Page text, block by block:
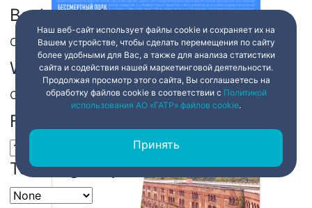
Background
Color Transparency
Window
Color Transparency
Font Size
Text Edge Style
Наш веб-сайт использует файлы cookie и сохраняет их на
Вашем устройстве, чтобы сделать перемещения по сайту
более удобными для Вас, а также для анализа статистики
сайта и содействия нашей маркетинговой деятельности.
Продолжая просмотр этого сайта, Вы соглашаетесь на
обработку файлов cookie в соответствии с Политикой
использования АО «ГАТР» файлов cookie.
Принять